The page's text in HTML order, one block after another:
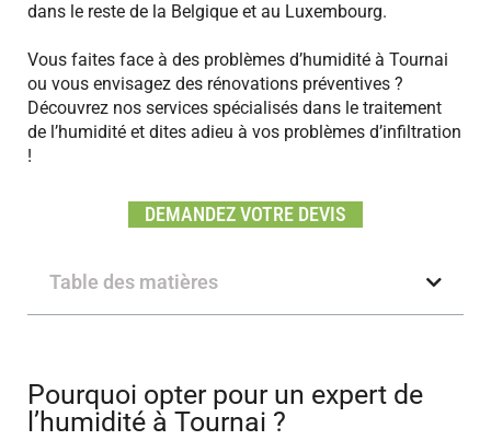
dans le reste de la Belgique et au Luxembourg.
Vous faites face à des problèmes d’humidité à Tournai
ou vous envisagez des rénovations préventives ?
Découvrez nos services spécialisés dans le traitement
de l’humidité et dites adieu à vos problèmes d’infiltration
!
DEMANDEZ VOTRE DEVIS
Table des matières
Pourquoi opter pour un expert de
l’humidité à Tournai ?